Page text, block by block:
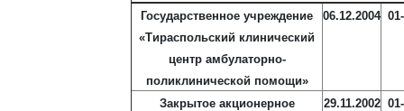
Государственное учреждение
«Тираспольский клинический
центр амбулаторно-
поликлинической помощи»
06.12.2004
Закрытое акционерное
29.11.2002